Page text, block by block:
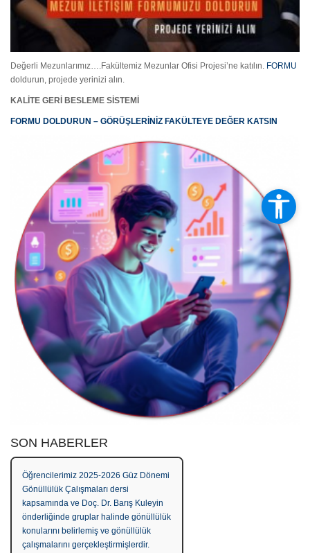
Değerli Mezunlarımız….Fakültemiz Mezunlar Ofisi Projesi’ne katılın. FORMU
doldurun, projede yerinizi alın.
KALİTE GERİ BESLEME SİSTEMİ
FORMU DOLDURUN – GÖRÜŞLERİNİZ FAKÜLTEYE DEĞER KATSIN
SON HABERLER
Öğrencilerimiz 2025-2026 Güz Dönemi
Gönüllülük Çalışmaları dersi
kapsamında ve Doç. Dr. Barış Kuleyin
önderliğinde gruplar halinde gönüllülük
konularını belirlemiş ve gönüllülük
çalışmalarını gerçekleştirmişlerdir.